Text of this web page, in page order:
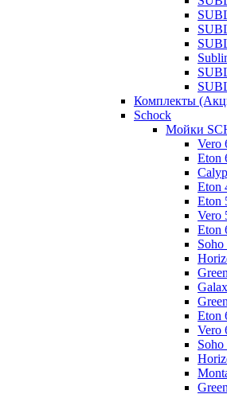
Комплекты
Schock
Мойки
Vero
Eton
Eton
Eton
Vero
Eton
Eton
Vero